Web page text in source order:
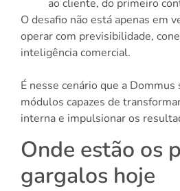
ao cliente, do primeiro
O desafio não está apenas em
operar com previsibilidade,
inteligência comercial.
É nesse cenário que a Dommus
módulos capazes de
interna e impulsionar os
Onde estão os
gargalos hoje